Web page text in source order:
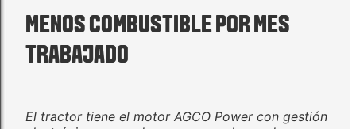
MENOS COMBUSTIBLE POR MES
TRABAJADO
El tractor tiene el motor AGCO Power con gestión